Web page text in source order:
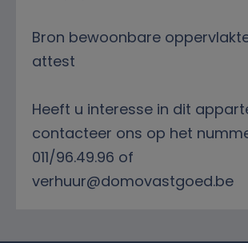
Bron bewoonbare
attest
Heeft u interesse in dit
contacteer ons op het
011/96.49.96 of
verhuur@domovastgoed.be